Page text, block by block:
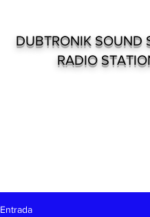
DUBTRONIK SOUND
RADIO
Entrada